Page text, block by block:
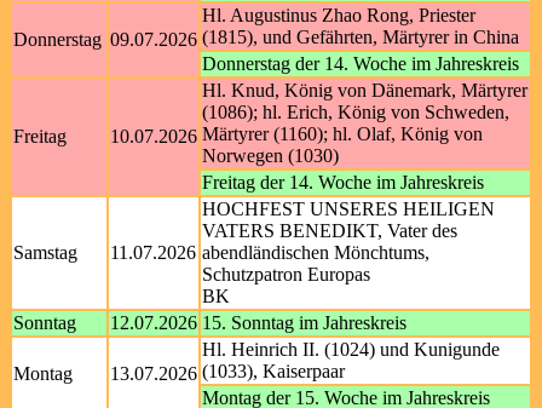
Donnerstag 09.07.2026
Hl. Augustinus Zhao Rong, Priester
(1815), und Gefährten, Märtyrer in China
Donnerstag der 14. Woche im Jahreskreis
Freitag 10.07.2026
Hl. Knud, König von Dänemark, Märtyrer
(1086); hl. Erich, König von Schweden,
Märtyrer (1160); hl. Olaf, König von
Norwegen (1030)
Freitag der 14. Woche im Jahreskreis
Samstag 11.07.2026
HOCHFEST UNSERES HEILIGEN
VATERS BENEDIKT, Vater des
abendländischen Mönchtums,
Schutzpatron Europas
BK
Sonntag
12.07.2026 15. Sonntag im Jahreskreis
Montag 13.07.2026
Hl. Heinrich II. (1024) und Kunigunde
(1033), Kaiserpaar
Montag der 15. Woche im Jahreskreis